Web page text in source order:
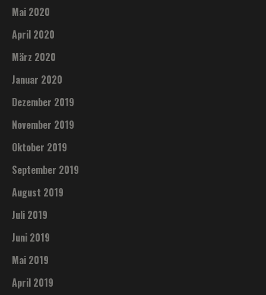
Mai 2020
April 2020
März 2020
Januar 2020
Dezember 2019
November 2019
Oktober 2019
September 2019
August 2019
Juli 2019
Juni 2019
Mai 2019
April 2019